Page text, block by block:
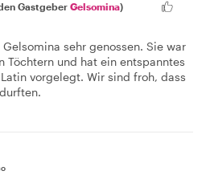
Gastgeber Gelsomina)
sehr genossen. Sie war
Töchtern und hat ein entspanntes
vorgelegt. Wir sind froh, dass